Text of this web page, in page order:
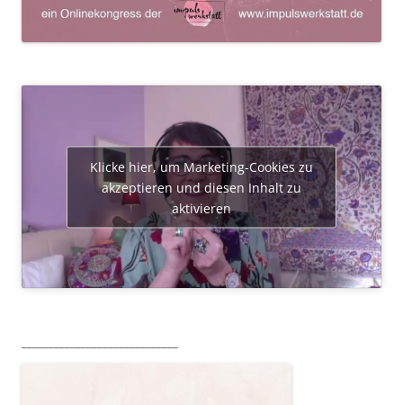
Klicke hier, um Marketing-Cookies zu
akzeptieren und diesen Inhalt zu
aktivieren